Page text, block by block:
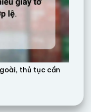
thủ tục cần